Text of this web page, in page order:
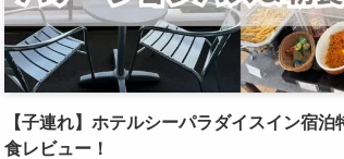
【子連れ】ホテルシーパラダイスイン宿泊
食レビュー！